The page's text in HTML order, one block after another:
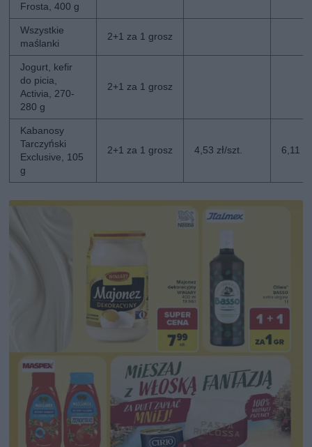
Frosta, 400 g
Wszystkie
maślanki
2+1 za 1 grosz
Jogurt, kefir
do picia,
Activia, 270-
280 g
2+1 za 1 grosz
Kabanosy
Tarczyński
Exclusive, 105
g
2+1 za 1 grosz 4,53 zł/szt. 6,11